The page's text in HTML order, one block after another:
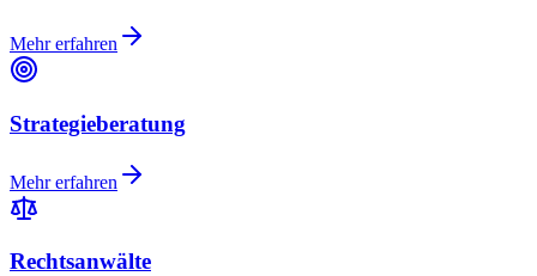
Mehr erfahren
Strategieberatung
Mehr erfahren
Rechtsanwälte